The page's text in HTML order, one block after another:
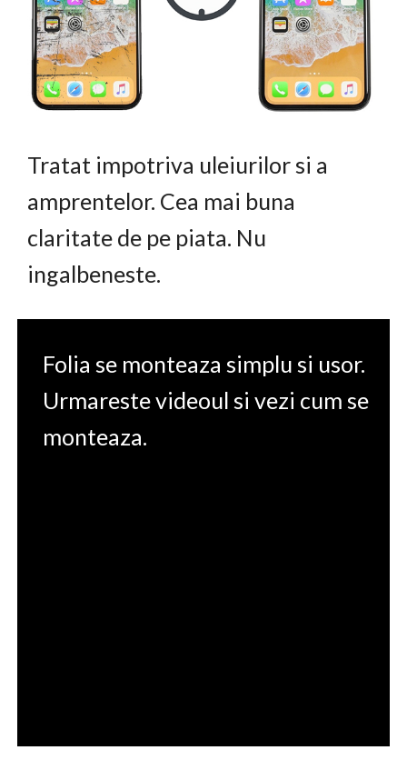
Tratat impotriva uleiurilor si a
amprentelor. Cea mai buna
claritate de pe piata. Nu
ingalbeneste.
Folia se monteaza simplu si usor.
Urmareste videoul si vezi cum se
monteaza.